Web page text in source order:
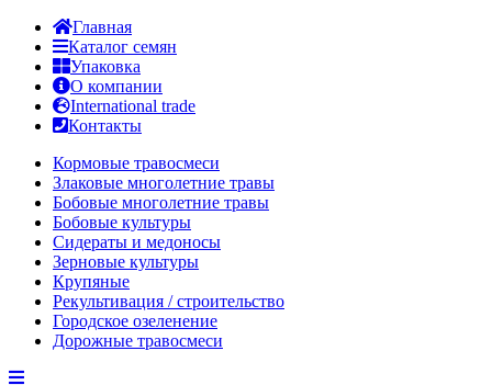
Главная
Каталог семян
Упаковка
О компании
International trade
Контакты
Кормовые травосмеси
Злаковые многолетние травы
Бобовые многолетние травы
Бобовые культуры
Сидераты и медоносы
Зерновые культуры
Крупяные
Рекультивация / строительство
Городское озеленение
Дорожные травосмеси